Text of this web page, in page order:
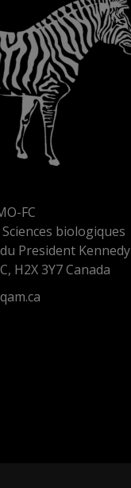
FC
biologiques
President Kennedy
H2X 3Y7 Canada